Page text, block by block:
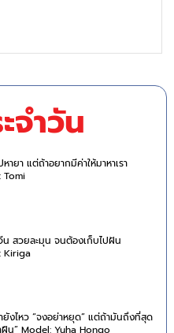
จำวัน
หายา แต่ถ้าอยากมีค่าให้มาหาเรา
Tomi
น สวยละมุน จนต้องเก็บไปฝัน
Kiriga
ยังไหว “จงอย่าหยุด” แต่ถ้ามันถึงที่สุด
ฝืน” Model: Yuha Hongo